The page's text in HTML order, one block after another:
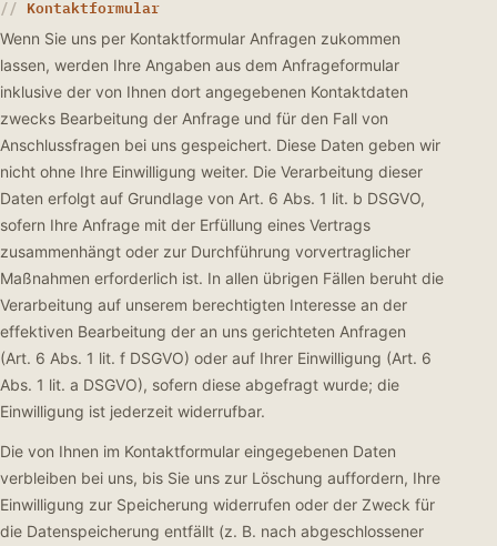
Kontaktformular
Wenn Sie uns per Kontaktformular Anfragen zukommen
lassen, werden Ihre Angaben aus dem Anfrageformular
inklusive der von Ihnen dort angegebenen Kontaktdaten
zwecks Bearbeitung der Anfrage und für den Fall von
Anschlussfragen bei uns gespeichert. Diese Daten geben wir
nicht ohne Ihre Einwilligung weiter. Die Verarbeitung dieser
Daten erfolgt auf Grundlage von Art. 6 Abs. 1 lit. b DSGVO,
sofern Ihre Anfrage mit der Erfüllung eines Vertrags
zusammenhängt oder zur Durchführung vorvertraglicher
Maßnahmen erforderlich ist. In allen übrigen Fällen beruht die
Verarbeitung auf unserem berechtigten Interesse an der
effektiven Bearbeitung der an uns gerichteten Anfragen
(Art. 6 Abs. 1 lit. f DSGVO) oder auf Ihrer Einwilligung (Art. 6
Abs. 1 lit. a DSGVO), sofern diese abgefragt wurde; die
Einwilligung ist jederzeit widerrufbar.
Die von Ihnen im Kontaktformular eingegebenen Daten
verbleiben bei uns, bis Sie uns zur Löschung auffordern, Ihre
Einwilligung zur Speicherung widerrufen oder der Zweck für
die Datenspeicherung entfällt (z. B. nach abgeschlossener